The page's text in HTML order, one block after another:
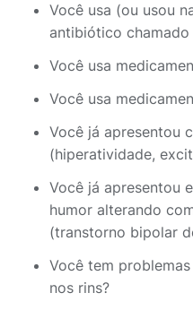
Você usa (ou usou
antibiótico chamado
Você usa
Você usa
Você já apresentou
(hiperatividade,
Você já apresentou
humor alterando
(transtorno bipolar
Você tem
nos rins?